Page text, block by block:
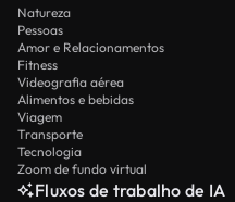
Natureza
Pessoas
Amor e Relacionamentos
Fitness
Videografia aérea
Alimentos e bebidas
Viagem
Transporte
Tecnologia
Zoom de fundo virtual
Fluxos de trabalho de IA